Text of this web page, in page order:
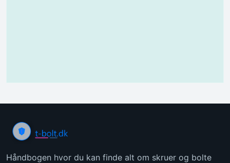
Håndbogen hvor du kan finde alt om skruer og bolte